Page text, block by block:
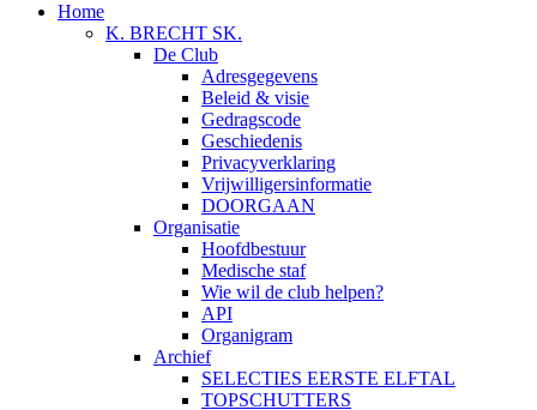
Home
K. BRECHT SK.
De Club
Adresgegevens
Beleid & visie
Gedragscode
Geschiedenis
Privacyverklaring
Vrijwilligersinformatie
DOORGAAN
Organisatie
Hoofdbestuur
Medische staf
Wie wil de club helpen?
API
Organigram
Archief
SELECTIES EERSTE ELFTAL
TOPSCHUTTERS